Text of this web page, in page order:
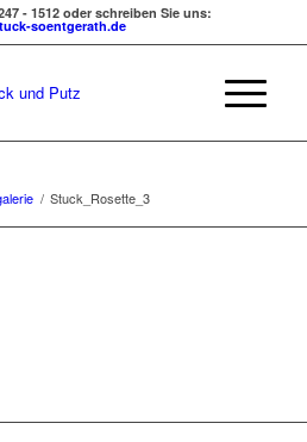
- 1512 oder schreiben Sie uns:
soentgerath.de
/ Stuck_Rosette_3